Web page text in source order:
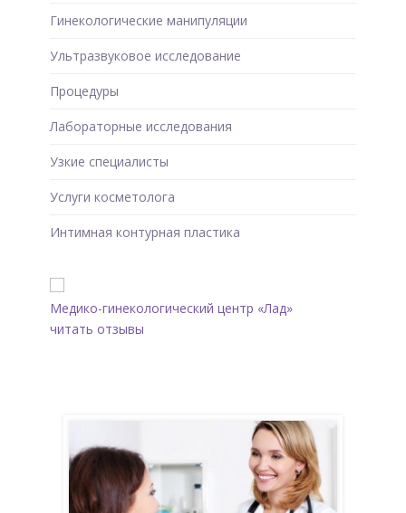
Гинекологические манипуляции
Ультразвуковое исследование
Процедуры
Лабораторные исследования
Узкие специалисты
Услуги косметолога
Интимная контурная пластика
Медико-гинекологический центр «Лад»
читать отзывы